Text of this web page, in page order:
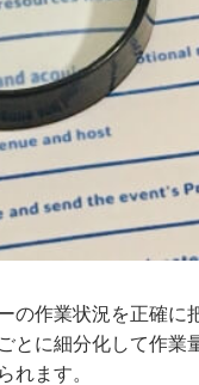
の作業状況を正確に
とに細分化して作
れます。